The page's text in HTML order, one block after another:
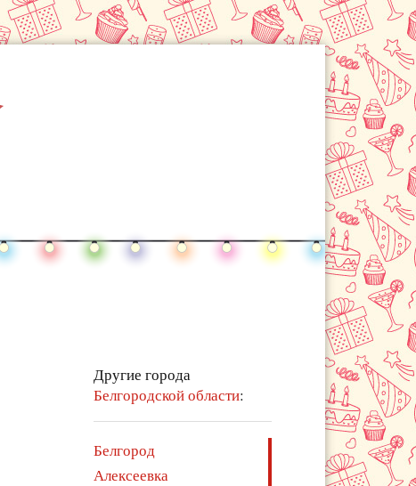
Другие города
Белгородской области:
Белгород
Алексеевка